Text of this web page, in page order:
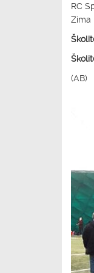
RC
Zima
(AB)